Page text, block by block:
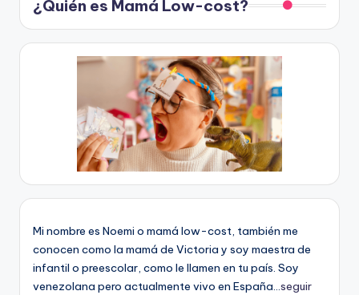
¿Quién es Mamá Low-cost?
Mi nombre es Noemi o mamá low-cost, también me
conocen como la mamá de Victoria y soy maestra de
infantil o preescolar, como le llamen en tu país. Soy
venezolana pero actualmente vivo en España...seguir